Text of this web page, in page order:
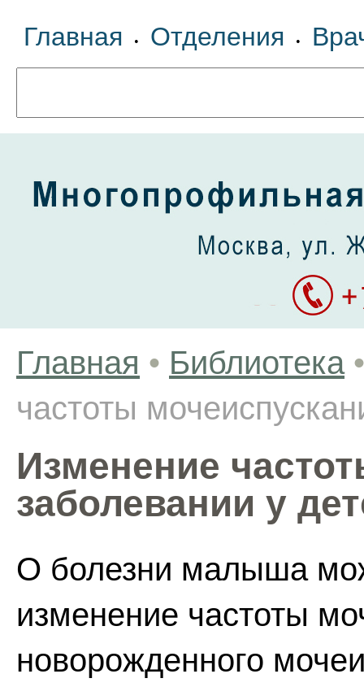
Главная • Отделения •
Главная • Библиотека •
частоты
Изменение
заболевании у
О болезни малыша
изменение частоты
новорожденного